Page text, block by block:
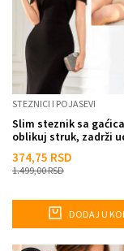
STEZNICI I POJASEVI
Slim steznik sa
oblikuj struk, zadrži
374,75 RSD
1.499,00RSD
DODAJ U